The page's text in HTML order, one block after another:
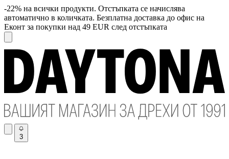
-22% на всички продукти. Отстъпката се начислява
автоматично в количката. Безплатна доставка до офис на
Еконт за покупки над 49 EUR след отстъпката
3